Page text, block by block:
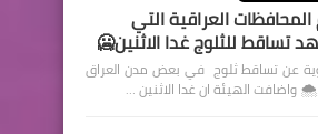
المحافظات العراقية التي
تساقط للثلوج غدا الاثنين🥶
عن تساقط ثلوج في بعض مدن العراق